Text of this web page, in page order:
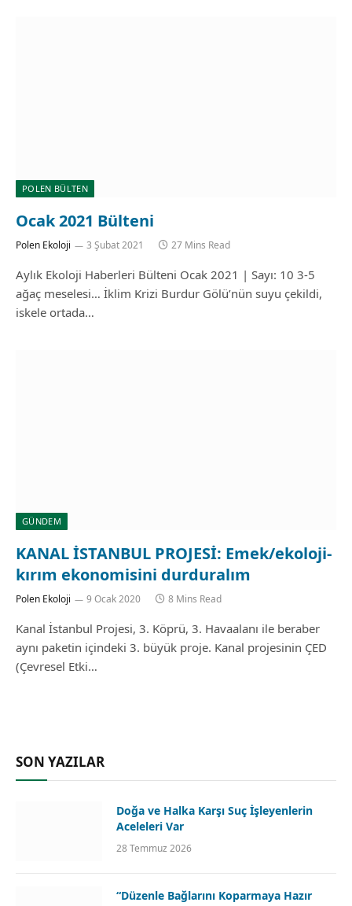
POLEN BÜLTEN
Ocak 2021 Bülteni
Polen Ekoloji 3 Şubat 2021 27 Mins Read
Aylık Ekoloji Haberleri Bülteni Ocak 2021 | Sayı: 10 3-5
ağaç meselesi… İklim Krizi Burdur Gölü’nün suyu çekildi,
iskele ortada…
GÜNDEM
KANAL İSTANBUL PROJESİ: Emek/ekoloji-
kırım ekonomisini durduralım
Polen Ekoloji 9 Ocak 2020 8 Mins Read
Kanal İstanbul Projesi, 3. Köprü, 3. Havaalanı ile beraber
aynı paketin içindeki 3. büyük proje. Kanal projesinin ÇED
(Çevresel Etki…
SON YAZILAR
Doğa ve Halka Karşı Suç İşleyenlerin
Aceleleri Var
28 Temmuz 2026
“Düzenle Bağlarını Koparmaya Hazır